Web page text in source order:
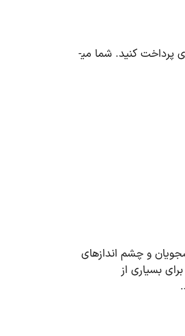
روند دریافت پذیرش تحصیلی آلمان برای یک دانشجوی بین المللی شامل 8 مرحله ساده است. پس نیازی نیست که برای دریافت پذیرش آلمان هزینه زیادی پرداخت کنید. شما می­
و چشم اندازهای
بسیاری از